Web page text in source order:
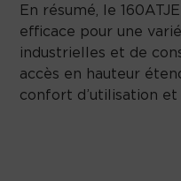
En résumé, le
efficace pour une
industrielles et de
accès en hauteur
confort d’utilisation